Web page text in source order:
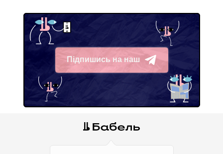
Підпишись на наш
Telegram